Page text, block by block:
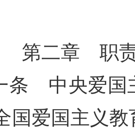
第二章 职
条 中央爱国
国爱国主义